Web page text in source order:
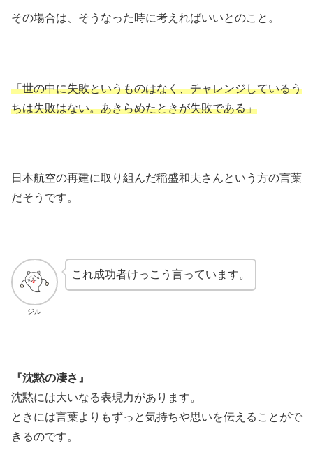
その場合は、そうなった時に考えればいいとのこと。
「世の中に失敗というものはなく、チャレンジしているう
ちは失敗はない。あきらめたときが失敗である」
日本航空の再建に取り組んだ稲盛和夫さんという方の言葉
だそうです。
ジル
これ成功者けっこう言っています。
『沈黙の凄さ』
沈黙には大いなる表現力があります。
ときには言葉よりもずっと気持ちや思いを伝えることがで
きるのです。